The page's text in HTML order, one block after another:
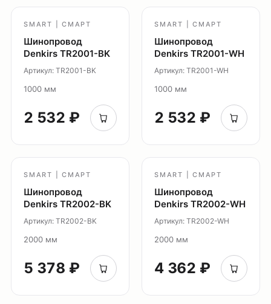
SMART | СМАРТ
Шинопровод
Denkirs TR2001-BK
Артикул: TR2001-BK
1000 мм
2 532 ₽
SMART | СМАРТ
Шинопровод
Denkirs TR2001-WH
Артикул: TR2001-WH
1000 мм
2 532 ₽
SMART | СМАРТ
Шинопровод
Denkirs TR2002-BK
Артикул: TR2002-BK
2000 мм
5 378 ₽
SMART | СМАРТ
Шинопровод
Denkirs TR2002-WH
Артикул: TR2002-WH
2000 мм
4 362 ₽
Ремневая система Belty
Каталог
Обмен и возврат
Доставка
Поддержка